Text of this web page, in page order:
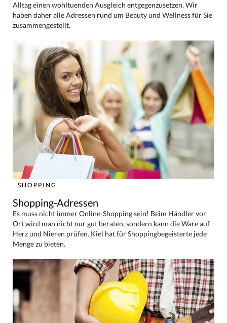
Alltag einen wohltuenden Ausgleich entgegenzusetzen. Wir
haben daher alle Adressen rund um Beauty und Wellness für Sie
zusammengestellt.
SHOPPING
Shopping-Adressen
Es muss nicht immer Online-Shopping sein! Beim Händler vor
Ort wird man nicht nur gut beraten, sondern kann die Ware auf
Herz und Nieren prüfen. Kiel hat für Shoppingbegeisterte jede
Menge zu bieten.